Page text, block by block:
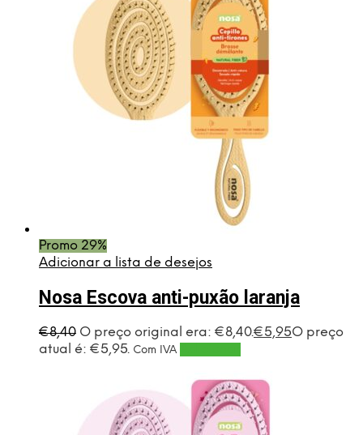
Promo 29%
Adicionar a lista de desejos
Nosa Escova anti-puxão laranja
€8,40 O preço original era: €8,40.€5,95O preço
atual é: €5,95. Com IVA